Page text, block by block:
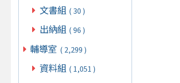
文書組 ( 30 )
出納組 ( 96 )
輔導室 ( 2,299 )
資料組 ( 1,051 )